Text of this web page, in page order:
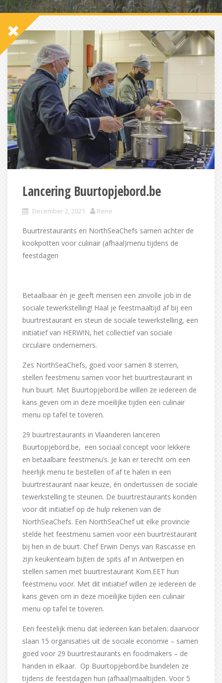
Lancering Buurtopjebord.be
December 2, 2021 Rene
Buurtrestaurants en NorthSeaChefs samen achter de
kookpotten voor culinair (afhaal)menu tijdens de
feestdagen
Betaalbaar én je geeft mensen een zinvolle job in de
sociale tewerkstelling! Haal je feestmaaltijd af bij een
buurtrestaurant en steun de sociale tewerkstelling, een
initiatief van HERW!N, het collectief van sociale
circulaire ondernemers.
Zes NorthSeaChefs, goed voor samen 8 sterren,
stellen feestmenu samen voor het buurtrestaurant in
hun buurt. Met Buurtopjebord.be willen ze iedereen de
kans geven om in deze moeilijke tijden een culinair
menu op tafel te toveren.
29 buurtrestaurants in Vlaanderen lanceren
Buurtopjebord.be, een sociaal concept voor lekkere
en betaalbare feestmenu’s. Je kan er terecht om een
heerlijk menu te bestellen of af te halen in een
buurtrestaurant naar keuze, én ondertussen de sociale
tewerkstelling te steunen. De buurtrestaurants konden
voor dit initiatief op de hulp rekenen van de
NorthSeaChefs. Een NorthSeaChef uit elke provincie
stelde het feestmenu samen voor een buurtrestaurant
bij hen in de buurt. Chef Erwin Denys van Rascasse en
zijn keukenteam bijten de spits af in Antwerpen en
stellen samen met buurtrestaurant Kom.EET hun
feestmenu voor. Met dit initiatief willen ze iedereen de
kans geven om in deze moeilijke tijden een culinair
menu op tafel te toveren.
Een feestelijk menu dat iedereen kan betalen: daarvoor
slaan 15 organisaties uit de sociale economie – samen
goed voor 29 buurtrestaurants en foodmakers – de
handen in elkaar. Op Buurtopjebord.be bundelen ze
tijdens de feestdagen hun (afhaal)maaltijden. Voor 5